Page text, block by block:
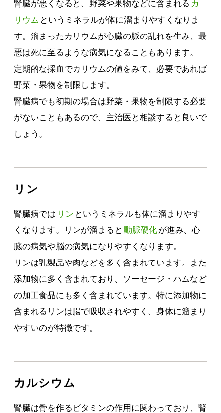
腎臓が悪くなると、野菜や果物などに含まれる カ
リウム というミネラルが体に溜まりやすくなりま
す。溜まったカリウムが心臓の脈の乱れを生み、最
悪は死に至るような病気になることもあります。
定期的な採血でカリウムの値をみて、必要であれば
野菜・果物を制限します。
腎臓病でも初期の場合は野菜・果物を制限する必要
がないこともあるので、主治医と相談すると良いで
しょう。
リン
腎臓病では リン というミネラルも体に溜まりやす
くなります。リンが溜まると 動脈硬化が進み、心
臓の病気や脳の病気になりやすくなります。
リンは乳製品や肉などを多く含まれています。また
添加物に多く含まれており、ソーセージ・ハムなど
の加工食品にも多く含まれています。特に添加物に
含まれるリンは腸で吸収されやすく、身体に溜まり
やすいのが特徴です。
カルシウム
腎臓は骨を作るビタミンの作用に関わっており、腎